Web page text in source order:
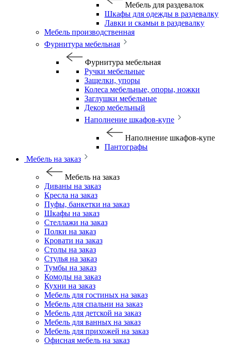
Мебель для раздевалок
Шкафы для одежды в раздевалку
Лавки и скамьи в раздевалку
Мебель производственная
Фурнитура мебельная
Фурнитура мебельная
Ручки мебельные
Защелки, упоры
Колеса мебельные, опоры, ножки
Заглушки мебельные
Декор мебельный
Наполнение шкафов-купе
Наполнение шкафов-купе
Пантографы
Мебель на заказ
Мебель на заказ
Диваны на заказ
Кресла на заказ
Пуфы, банкетки на заказ
Шкафы на заказ
Стеллажи на заказ
Полки на заказ
Кровати на заказ
Столы на заказ
Стулья на заказ
Тумбы на заказ
Комоды на заказ
Кухни на заказ
Мебель для гостиных на заказ
Мебель для спальни на заказ
Мебель для детской на заказ
Мебель для ванных на заказ
Мебель для прихожей на заказ
Офисная мебель на заказ